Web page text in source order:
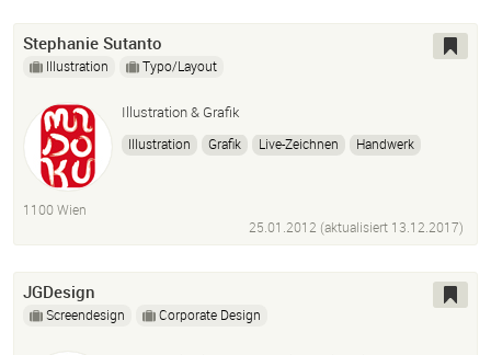
Stephanie Sutanto
Illustration Typo/Layout
Illustration & Grafik
Illustration Grafik Live-Zeichnen
Handwerk
1100 Wien
25.01.2012 (aktualisiert 13.12.2017)
JGDesign
Screendesign Corporate Design